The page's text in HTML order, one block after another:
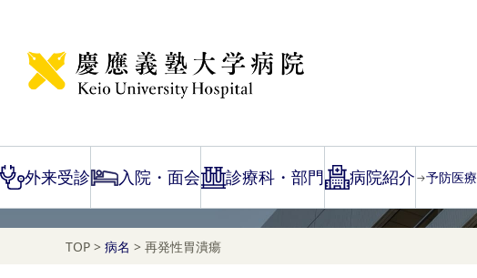
外来受診 入院・面会 診療科・部門 病院紹介 予防医療
Disease Name Search
TOP > 病名 > 再発性胃潰瘍